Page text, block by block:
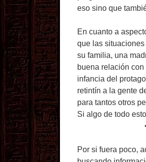
eso sino que
En cuanto a
que las
su familia, una
buena relación
infancia del
retintín a la gente
para tantos otros
Si algo de todo
Por si fuera poco,